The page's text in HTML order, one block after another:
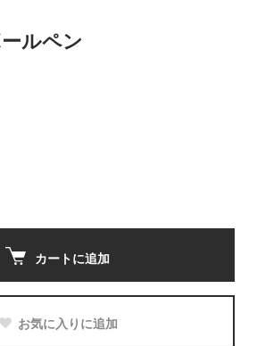
ルペン
カートに追加
お気に入りに追加